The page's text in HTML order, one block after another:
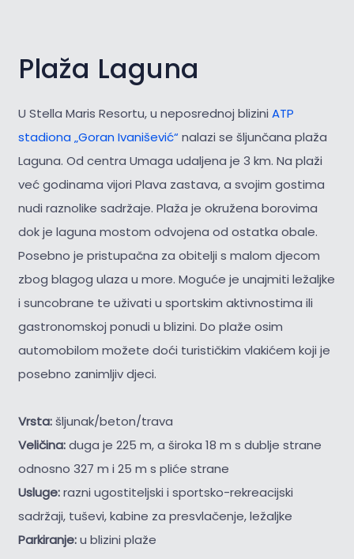
Plaža Laguna
U Stella Maris Resortu, u neposrednoj blizini ATP
stadiona „Goran Ivanišević“ nalazi se šljunčana plaža
Laguna. Od centra Umaga udaljena je 3 km. Na plaži
već godinama vijori Plava zastava, a svojim gostima
nudi raznolike sadržaje. Plaža je okružena borovima
dok je laguna mostom odvojena od ostatka obale.
Posebno je pristupačna za obitelji s malom djecom
zbog blagog ulaza u more. Moguće je unajmiti ležaljke
i suncobrane te uživati u sportskim aktivnostima ili
gastronomskoj ponudi u blizini. Do plaže osim
automobilom možete doći turističkim vlakićem koji je
posebno zanimljiv djeci.
Vrsta:šljunak/beton/trava
Veličina:duga je 225 m, a široka 18 m s dublje strane
odnosno 327 m i 25 m s pliće strane
Usluge:razni ugostiteljski i sportsko-rekreacijski
sadržaji, tuševi, kabine za presvlačenje, ležaljke
Parkiranje:u blizini plaže